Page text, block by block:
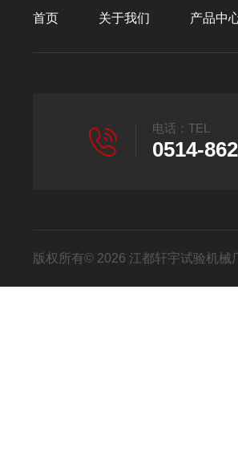
首页 关于我们 产品中
电话：TEL
0514-
版权所有© 2026 江都轩宇试验机